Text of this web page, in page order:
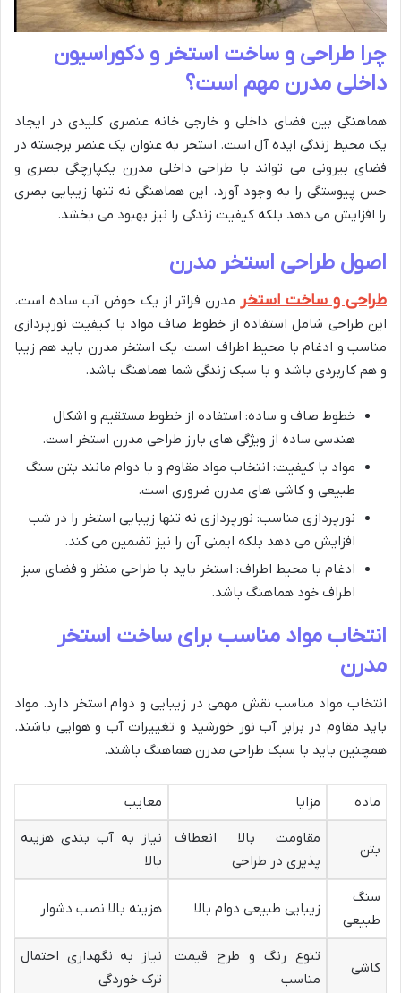
چرا طراحی و ساخت استخر و دکوراسیون
داخلی مدرن مهم است؟
هماهنگی بین فضای داخلی و خارجی خانه عنصری کلیدی در ایجاد
یک محیط زندگی ایده آل است. استخر به عنوان یک عنصر برجسته در
فضای بیرونی می تواند با طراحی داخلی مدرن یکپارچگی بصری و
حس پیوستگی را به وجود آورد. این هماهنگی نه تنها زیبایی بصری
را افزایش می دهد بلکه کیفیت زندگی را نیز بهبود می بخشد.
اصول طراحی استخر مدرن
طراحی و ساخت استخر مدرن فراتر از یک حوض آب ساده است.
این طراحی شامل استفاده از خطوط صاف مواد با کیفیت نورپردازی
مناسب و ادغام با محیط اطراف است. یک استخر مدرن باید هم زیبا
و هم کاربردی باشد و با سبک زندگی شما هماهنگ باشد.
خطوط صاف و ساده: استفاده از خطوط مستقیم و اشکال
هندسی ساده از ویژگی های بارز طراحی مدرن استخر است.
مواد با کیفیت: انتخاب مواد مقاوم و با دوام مانند بتن سنگ
طبیعی و کاشی های مدرن ضروری است.
نورپردازی مناسب: نورپردازی نه تنها زیبایی استخر را در شب
افزایش می دهد بلکه ایمنی آن را نیز تضمین می کند.
ادغام با محیط اطراف: استخر باید با طراحی منظر و فضای سبز
اطراف خود هماهنگ باشد.
انتخاب مواد مناسب برای ساخت استخر
مدرن
انتخاب مواد مناسب نقش مهمی در زیبایی و دوام استخر دارد. مواد
باید مقاوم در برابر آب نور خورشید و تغییرات آب و هوایی باشند.
همچنین باید با سبک طراحی مدرن هماهنگ باشند.
ماده مزایا معایب
بتن
مقاومت بالا انعطاف
پذیری در طراحی
نیاز به آب بندی هزینه
بالا
سنگ
طبیعی
زیبایی طبیعی دوام بالا هزینه بالا نصب دشوار
کاشی
تنوع رنگ و طرح قیمت
مناسب
نیاز به نگهداری احتمال
ترک خوردگی